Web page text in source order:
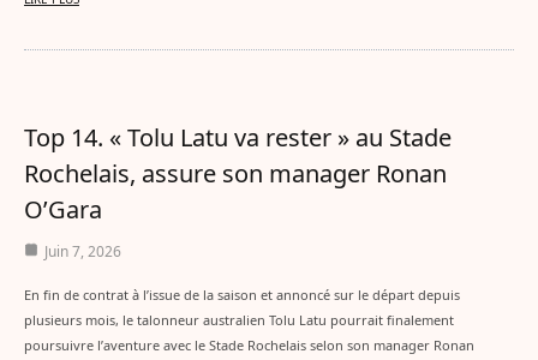
Top 14. « Tolu Latu va rester » au Stade
Rochelais, assure son manager Ronan
O’Gara
Juin 7, 2026
En fin de contrat à l’issue de la saison et annoncé sur le départ depuis
plusieurs mois, le talonneur australien Tolu Latu pourrait finalement
poursuivre l’aventure avec le Stade Rochelais selon son manager Ronan